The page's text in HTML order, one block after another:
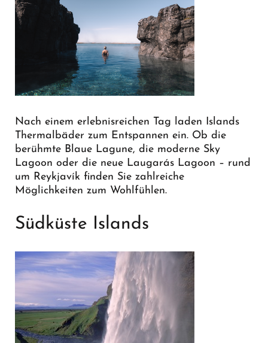
Nach einem erlebnisreichen Tag laden Islands
Thermalbäder zum Entspannen ein. Ob die
berühmte Blaue Lagune, die moderne Sky
Lagoon oder die neue Laugarás Lagoon – rund
um Reykjavík finden Sie zahlreiche
Möglichkeiten zum Wohlfühlen.
Südküste Islands